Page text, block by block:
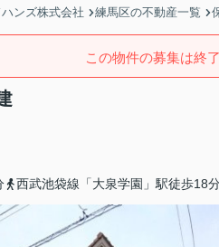
ンズ株式会社 練馬区の不動産一覧
この物件の募集は終
西武池袋線「大泉学園」駅徒歩18